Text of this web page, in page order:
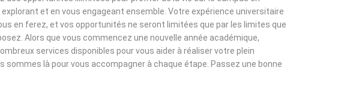
explorant et en vous engageant ensemble. Votre expérience universitaire
en ferez, et vos opportunités ne seront limitées que par les limites que
Alors que vous commencez une nouvelle année académique,
services disponibles pour vous aider à réaliser votre plein
sommes là pour vous accompagner à chaque étape. Passez une bonne